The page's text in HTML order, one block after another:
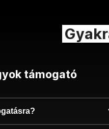
támogató